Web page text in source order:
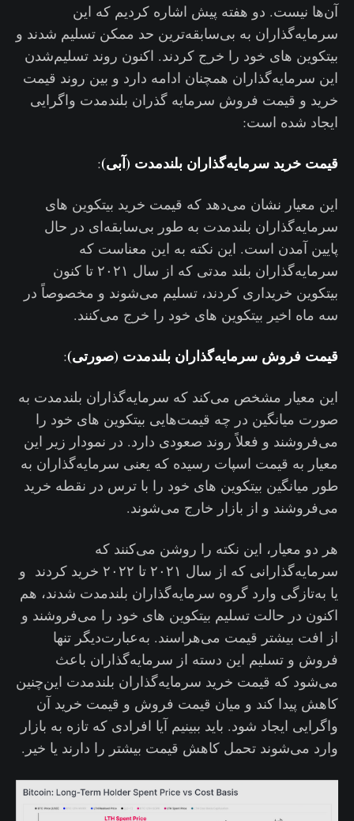
آن‌ها نیست. دو هفته پیش اشاره کردیم که این
سرمایه‌گذاران به بی‌سابقه‌ترین حد ممکن تسلیم شدند و
بیتکوین های خود را خرج کردند. اکنون روند تسلیم‌شدن
این سرمایه‌گذاران همچنان ادامه دارد و بین روند قیمت
خرید و قیمت فروش سرمایه گذران بلندمدت واگرایی
ایجاد شده است:
قیمت خرید سرمایه‌گذاران بلندمدت (آبی):
این معیار نشان می‌دهد که قیمت خرید بیتکوین های
سرمایه‌گذاران بلندمدت به طور بی‌سابقه‌ای در حال
پایین آمدن است. این نکته به این معناست که
سرمایه‌گذاران بلند مدتی که از سال ۲۰۲۱ تا کنون
بیتکوین خریداری کردند، تسلیم می‌شوند و مخصوصاً در
سه ماه اخیر بیتکوین های خود را خرج می‌کنند.
قیمت فروش سرمایه‌گذاران بلندمدت (صورتی):
این معیار مشخص می‌کند که سرمایه‌گذاران بلندمدت به‌
صورت میانگین در چه قیمت‌هایی بیتکوین های خود را
می‌فروشند و فعلاً روند صعودی دارد. در نمودار زیر این
معیار به قیمت اسپات رسیده که یعنی سرمایه‌گذاران به
طور میانگین بیتکوین های خود را با ترس در نقطه خرید
می‌فروشند و از بازار خارج می‌شوند.
هر دو معیار، این نکته را روشن می‌کنند که
سرمایه‌گذارانی که از سال ۲۰۲۱ تا ۲۰۲۲ خرید کردند و
یا به‌تازگی وارد گروه سرمایه‌گذاران بلندمدت شدند، هم
اکنون در حالت تسلیم بیتکوین های خود را می‌فروشند و
از افت بیشتر قیمت می‌هراسند. به‌عبارت‌دیگر تنها
فروش و تسلیم این دسته از سرمایه‌گذاران باعث
می‌شود که قیمت خرید سرمایه‌گذاران بلندمدت این‌چنین
کاهش پیدا کند و میان قیمت فروش و قیمت خرید آن
واگرایی ایجاد شود. باید ببینیم آیا افرادی که تازه به بازار
وارد می‌شوند تحمل کاهش قیمت بیشتر را دارند یا خیر.